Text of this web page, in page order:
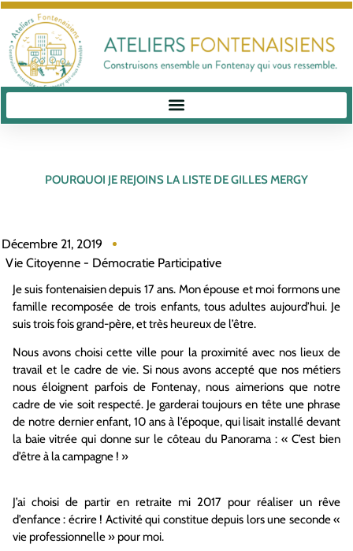
POURQUOI JE REJOINS LA LISTE DE GILLES MERGY
Décembre 21, 2019
Vie Citoyenne - Démocratie Participative
Je suis fontenaisien depuis 17 ans. Mon épouse et moi formons une
famille recomposée de trois enfants, tous adultes aujourd’hui. Je
suis trois fois grand-père, et très heureux de l’être.
Nous avons choisi cette ville pour la proximité avec nos lieux de
travail et le cadre de vie. Si nous avons accepté que nos métiers
nous éloignent parfois de Fontenay, nous aimerions que notre
cadre de vie soit respecté. Je garderai toujours en tête une phrase
de notre dernier enfant, 10 ans à l’époque, qui lisait installé devant
la baie vitrée qui donne sur le côteau du Panorama : « C’est bien
d’être à la campagne ! »
J’ai choisi de partir en retraite mi 2017 pour réaliser un rêve
d’enfance : écrire ! Activité qui constitue depuis lors une seconde «
vie professionnelle » pour moi.